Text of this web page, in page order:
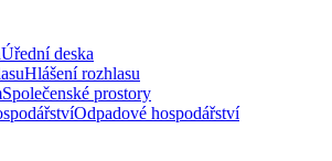
Úřední deska
Hlášení rozhlasu
Společenské prostory
Odpadové hospodářství